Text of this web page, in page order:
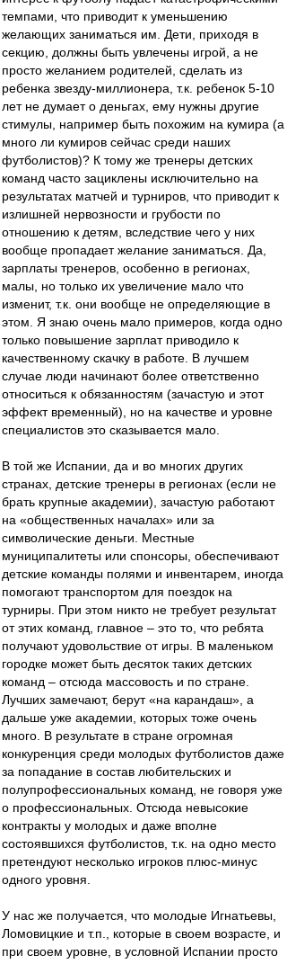
темпами, что приводит к уменьшению
желающих заниматься им. Дети, приходя в
секцию, должны быть увлечены игрой, а не
просто желанием родителей, сделать из
ребенка звезду-миллионера, т.к. ребенок 5-10
лет не думает о деньгах, ему нужны другие
стимулы, например быть похожим на кумира (а
много ли кумиров сейчас среди наших
футболистов)? К тому же тренеры детских
команд часто зациклены исключительно на
результатах матчей и турниров, что приводит к
излишней нервозности и грубости по
отношению к детям, вследствие чего у них
вообще пропадает желание заниматься. Да,
зарплаты тренеров, особенно в регионах,
малы, но только их увеличение мало что
изменит, т.к. они вообще не определяющие в
этом. Я знаю очень мало примеров, когда одно
только повышение зарплат приводило к
качественному скачку в работе. В лучшем
случае люди начинают более ответственно
относиться к обязанностям (зачастую и этот
эффект временный), но на качестве и уровне
специалистов это сказывается мало.
В той же Испании, да и во многих других
странах, детские тренеры в регионах (если не
брать крупные академии), зачастую работают
на «общественных началах» или за
символические деньги. Местные
муниципалитеты или спонсоры, обеспечивают
детские команды полями и инвентарем, иногда
помогают транспортом для поездок на
турниры. При этом никто не требует результат
от этих команд, главное – это то, что ребята
получают удовольствие от игры. В маленьком
городке может быть десяток таких детских
команд – отсюда массовость и по стране.
Лучших замечают, берут «на карандаш», а
дальше уже академии, которых тоже очень
много. В результате в стране огромная
конкуренция среди молодых футболистов даже
за попадание в состав любительских и
полупрофессиональных команд, не говоря уже
о профессиональных. Отсюда невысокие
контракты у молодых и даже вполне
состоявшихся футболистов, т.к. на одно место
претендуют несколько игроков плюс-минус
одного уровня.
У нас же получается, что молодые Игнатьевы,
Ломовицкие и т.п., которые в своем возрасте, и
при своем уровне, в условной Испании просто